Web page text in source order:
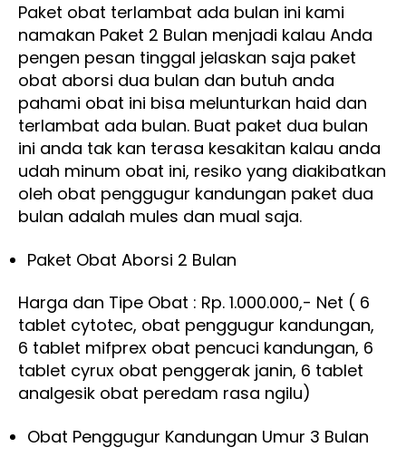
Paket obat terlambat ada bulan ini kami
namakan Paket 2 Bulan menjadi kalau Anda
pengen pesan tinggal jelaskan saja paket
obat aborsi dua bulan dan butuh anda
pahami obat ini bisa melunturkan haid dan
terlambat ada bulan. Buat paket dua bulan
ini anda tak kan terasa kesakitan kalau anda
udah minum obat ini, resiko yang diakibatkan
oleh obat penggugur kandungan paket dua
bulan adalah mules dan mual saja.
Paket Obat Aborsi 2 Bulan
Harga dan Tipe Obat : Rp. 1.000.000,- Net ( 6
tablet cytotec, obat penggugur kandungan,
6 tablet mifprex obat pencuci kandungan, 6
tablet cyrux obat penggerak janin, 6 tablet
analgesik obat peredam rasa ngilu)
Obat Penggugur Kandungan Umur 3 Bulan